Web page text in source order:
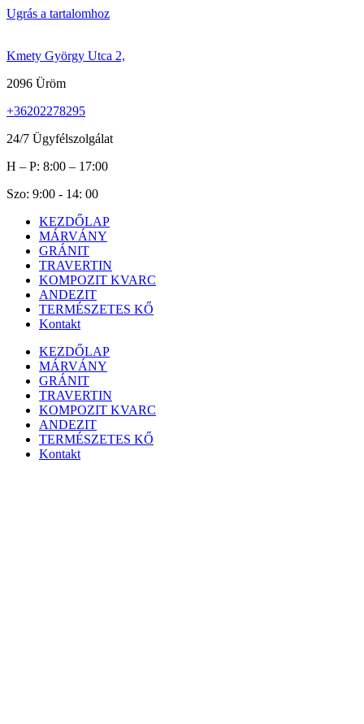
Ugrás a tartalomhoz
Kmety György Utca 2,
2096 Üröm
+36202278295
24/7 Ügyfélszolgálat
H – P: 8:00 – 17:00
Szo: 9:00 - 14: 00
KEZDŐLAP
MÁRVÁNY
GRÁNIT
TRAVERTIN
KOMPOZIT KVARC
ANDEZIT
TERMÉSZETES KŐ
Kontakt
KEZDŐLAP
MÁRVÁNY
GRÁNIT
TRAVERTIN
KOMPOZIT KVARC
ANDEZIT
TERMÉSZETES KŐ
Kontakt